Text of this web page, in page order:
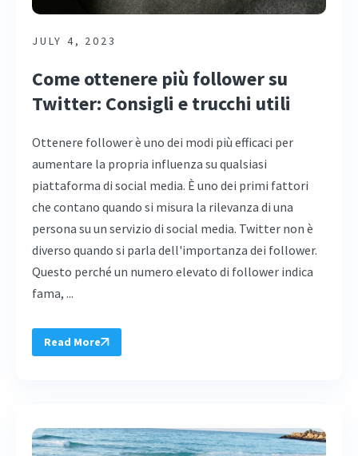
JULY 4, 2023
Come ottenere più follower su
Twitter: Consigli e trucchi utili
Ottenere follower è uno dei modi più efficaci per
aumentare la propria influenza su qualsiasi
piattaforma di social media. È uno dei primi fattori
che contano quando si misura la rilevanza di una
persona su un servizio di social media. Twitter non è
diverso quando si parla dell'importanza dei follower.
Questo perché un numero elevato di follower indica
fama, ...
Read More